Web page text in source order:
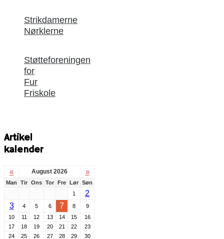
Strikdamerne
Nørklerne
Støtteforeningen
for
Fur
Friskole
Artikel
kalender
« August 2026 »
Man Tir Ons Tor Fre Lør Søn
1
2
3
4 5 6 7 8
9
10
11 12 13 14 15
16
17
18 19 20 21 22
23
24
25 26 27 28 29
30